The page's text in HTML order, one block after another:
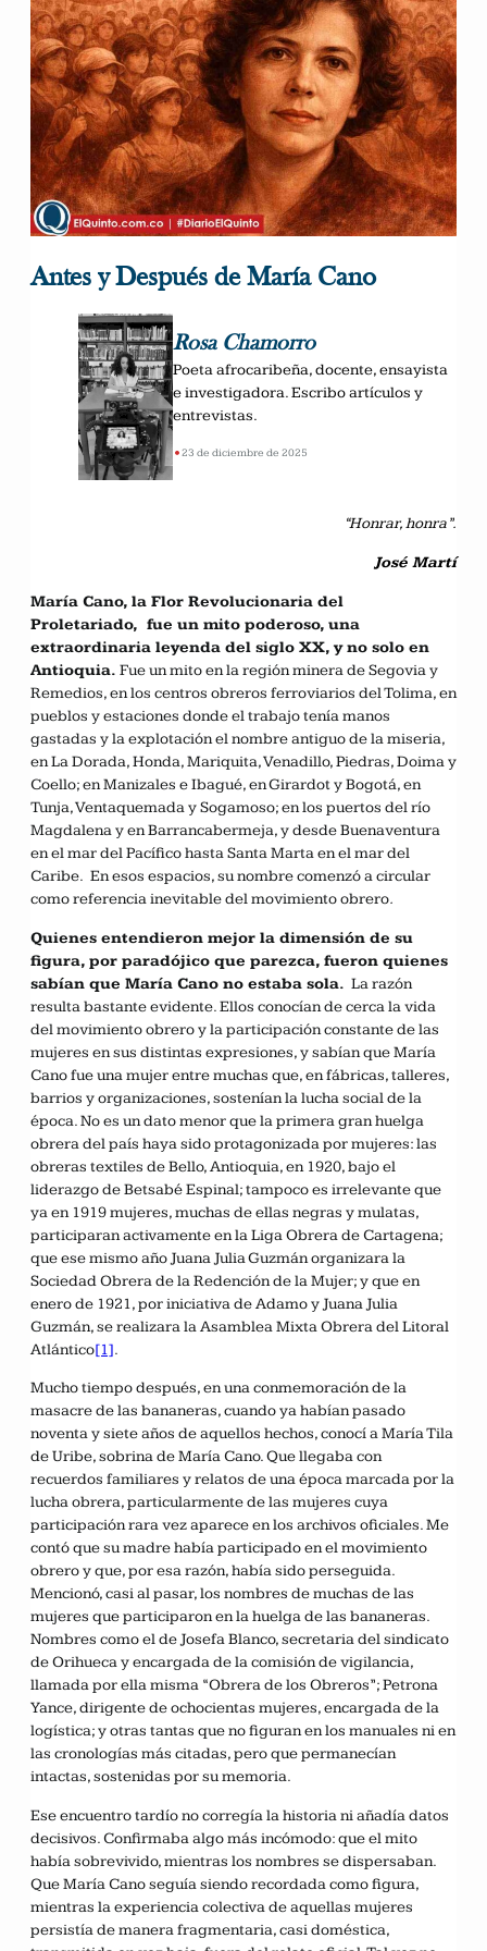
Antes y Después de María Cano
Rosa Chamorro
Poeta afrocaribeña, docente, ensayista
e investigadora. Escribo artículos y
entrevistas.
•23 de diciembre de 2025
“Honrar, honra”.
José Martí
María Cano, la Flor Revolucionaria del
Proletariado, fue un mito poderoso, una
extraordinaria leyenda del siglo XX, y no solo en
Antioquia. Fue un mito en la región minera de Segovia y
Remedios, en los centros obreros ferroviarios del Tolima, en
pueblos y estaciones donde el trabajo tenía manos
gastadas y la explotación el nombre antiguo de la miseria,
en La Dorada, Honda, Mariquita, Venadillo, Piedras, Doima y
Coello; en Manizales e Ibagué, en Girardot y Bogotá, en
Tunja, Ventaquemada y Sogamoso; en los puertos del río
Magdalena y en Barrancabermeja, y desde Buenaventura
en el mar del Pacífico hasta Santa Marta en el mar del
Caribe. En esos espacios, su nombre comenzó a circular
como referencia inevitable del movimiento obrero.
Quienes entendieron mejor la dimensión de su
figura, por paradójico que parezca, fueron quienes
sabían que María Cano no estaba sola. La razón
resulta bastante evidente. Ellos conocían de cerca la vida
del movimiento obrero y la participación constante de las
mujeres en sus distintas expresiones, y sabían que María
Cano fue una mujer entre muchas que, en fábricas, talleres,
barrios y organizaciones, sostenían la lucha social de la
época. No es un dato menor que la primera gran huelga
obrera del país haya sido protagonizada por mujeres: las
obreras textiles de Bello, Antioquia, en 1920, bajo el
liderazgo de Betsabé Espinal; tampoco es irrelevante que
ya en 1919 mujeres, muchas de ellas negras y mulatas,
participaran activamente en la Liga Obrera de Cartagena;
que ese mismo año Juana Julia Guzmán organizara la
Sociedad Obrera de la Redención de la Mujer; y que en
enero de 1921, por iniciativa de Adamo y Juana Julia
Guzmán, se realizara la Asamblea Mixta Obrera del Litoral
Atlántico[1].
Mucho tiempo después, en una conmemoración de la
masacre de las bananeras, cuando ya habían pasado
noventa y siete años de aquellos hechos, conocí a María Tila
de Uribe, sobrina de María Cano. Que llegaba con
recuerdos familiares y relatos de una época marcada por la
lucha obrera, particularmente de las mujeres cuya
participación rara vez aparece en los archivos oficiales. Me
contó que su madre había participado en el movimiento
obrero y que, por esa razón, había sido perseguida.
Mencionó, casi al pasar, los nombres de muchas de las
mujeres que participaron en la huelga de las bananeras.
Nombres como el de Josefa Blanco, secretaria del sindicato
de Orihueca y encargada de la comisión de vigilancia,
llamada por ella misma “Obrera de los Obreros”; Petrona
Yance, dirigente de ochocientas mujeres, encargada de la
logística; y otras tantas que no figuran en los manuales ni en
las cronologías más citadas, pero que permanecían
intactas, sostenidas por su memoria.
Ese encuentro tardío no corregía la historia ni añadía datos
decisivos. Confirmaba algo más incómodo: que el mito
había sobrevivido, mientras los nombres se dispersaban.
Que María Cano seguía siendo recordada como figura,
mientras la experiencia colectiva de aquellas mujeres
persistía de manera fragmentaria, casi doméstica,